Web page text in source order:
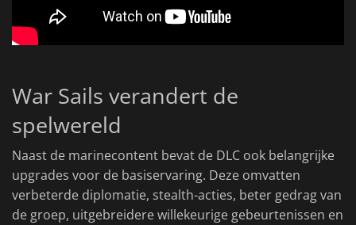
War Sails verandert de
spelwereld
Naast de marinecontent bevat de DLC ook belangrijke
upgrades voor de basiservaring. Deze omvatten
verbeterde diplomatie, stealth-acties, beter gedrag van
de groep, uitgebreidere willekeurige gebeurtenissen en